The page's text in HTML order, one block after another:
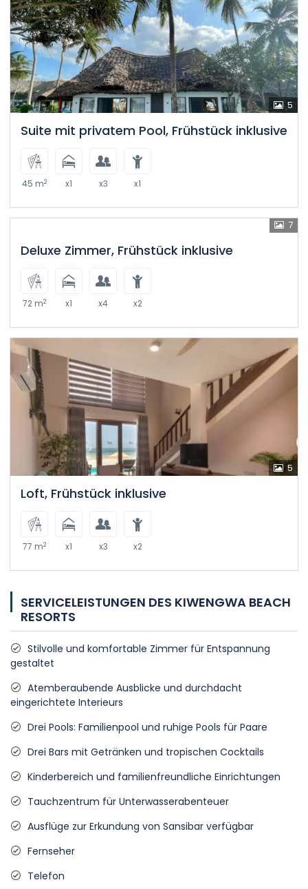
5
Suite mit privatem Pool, Frühstück inklusive
45 m2 x1 x3 x1
7
Deluxe Zimmer, Frühstück inklusive
72 m2 x1 x4 x2
5
Loft, Frühstück inklusive
77 m2 x1 x3 x2
SERVICELEISTUNGEN DES KIWENGWA BEACH
RESORTS
Stilvolle und komfortable Zimmer für Entspannung
gestaltet
Atemberaubende Ausblicke und durchdacht
eingerichtete Interieurs
Drei Pools: Familienpool und ruhige Pools für Paare
Drei Bars mit Getränken und tropischen Cocktails
Kinderbereich und familienfreundliche Einrichtungen
Tauchzentrum für Unterwasserabenteuer
Ausflüge zur Erkundung von Sansibar verfügbar
Fernseher
Telefon